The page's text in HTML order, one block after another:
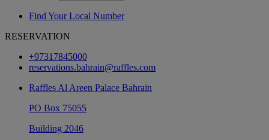
Find Your Local Number
RESERVATION
+97317845000
reservations.bahrain@raffles.com
Raffles Al Areen Palace Bahrain
PO Box 75055
Building 2046